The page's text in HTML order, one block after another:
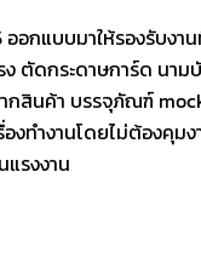
ออกแบบมาให้รองรับง
ตัดกระดาษการ์ด นาม
กสินค้า บรรจุภัณฑ์
งทำงานโดยไม่ต้องคุม
รงงาน